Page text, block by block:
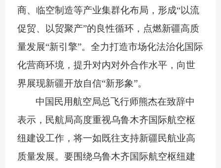
商、临空制造等产业集群化布局，形成“以流
促贸、以贸聚产”的良性循环，点燃新疆高质
量发展“新引擎”。全力打造市场化法治化国际
化营商环境，提升对内对外合作水平，向世
界展现新疆开放自信“新形象”。
中国民用航空局总飞行师熊杰在致辞中
表示，民航局高度重视乌鲁木齐国际航空枢
纽建设工作，将一如既往支持新疆民航业高
质量发展。要围绕乌鲁木齐国际航空枢纽建